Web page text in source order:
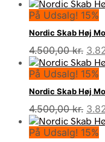
På Udsalg! 15%
Nordic Skab Høj
4.500,00kr. Den
pris
var:
På Udsalg! 15%
Nordic Skab Høj
4.500,00kr. Den
pris
På Udsalg! 15%